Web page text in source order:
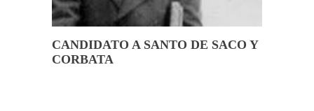
CANDIDATO A SANTO DE SACO Y
CORBATA